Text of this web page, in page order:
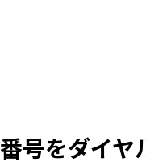
番号をダイヤ